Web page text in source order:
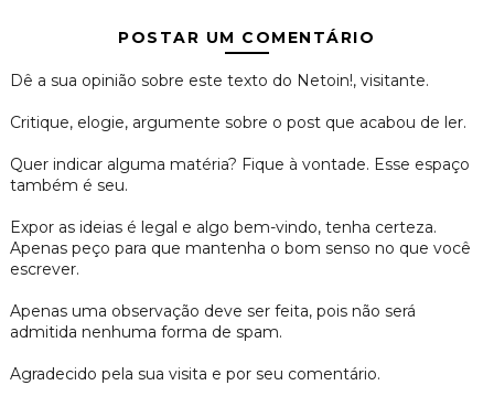
POSTAR UM COMENTÁRIO
Dê a sua opinião sobre este texto do Netoin!, visitante.
Critique, elogie, argumente sobre o post que acabou de ler.
Quer indicar alguma matéria? Fique à vontade. Esse espaço
também é seu.
Expor as ideias é legal e algo bem-vindo, tenha certeza.
Apenas peço para que mantenha o bom senso no que você
escrever.
Apenas uma observação deve ser feita, pois não será
admitida nenhuma forma de spam.
Agradecido pela sua visita e por seu comentário.